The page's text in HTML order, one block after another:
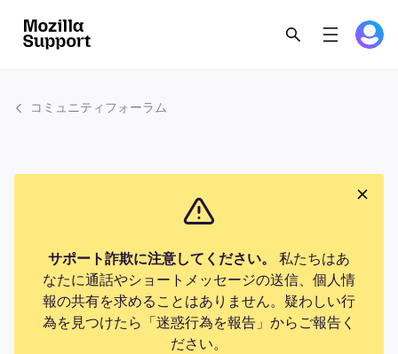
コミュニティフォーラム
サポート詐欺に注意してください。
私たちはあ
なたに通話やショートメッセージの送信、個人情
報の共有を求めることはありません。疑わしい行
為を見つけたら「迷惑行為を報告」からご報告く
ださい。